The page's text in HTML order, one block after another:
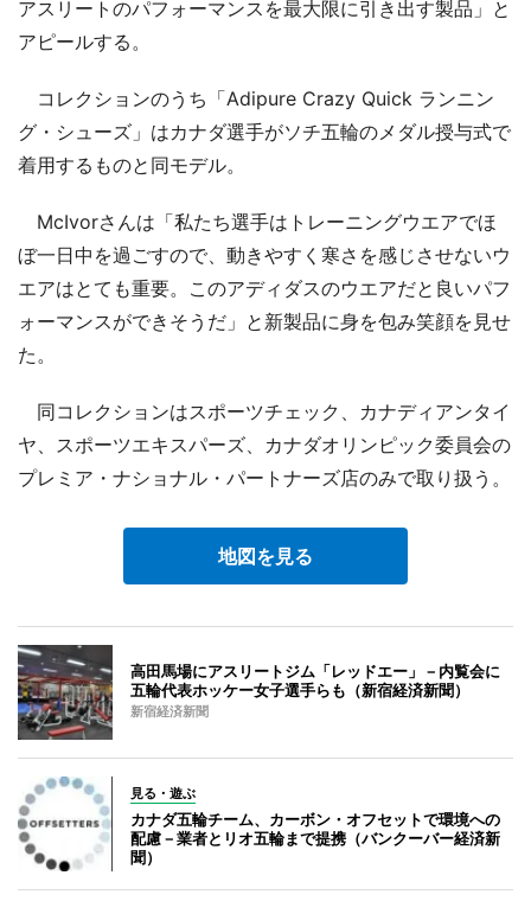
アスリートのパフォーマンスを最大限に引き出す製品」と
アピールする。
コレクションのうち「Adipure Crazy Quick ランニン
グ・シューズ」はカナダ選手がソチ五輪のメダル授与式で
着用するものと同モデル。
McIvorさんは「私たち選手はトレーニングウエアでほ
ぼ一日中を過ごすので、動きやすく寒さを感じさせないウ
エアはとても重要。このアディダスのウエアだと良いパフ
ォーマンスができそうだ」と新製品に身を包み笑顔を見せ
た。
同コレクションはスポーツチェック、カナディアンタイ
ヤ、スポーツエキスパーズ、カナダオリンピック委員会の
プレミア・ナショナル・パートナーズ店のみで取り扱う。
地図を見る
高田馬場にアスリートジム「レッドエー」－内覧会に
五輪代表ホッケー女子選手らも（新宿経済新聞）
新宿経済新聞
見る・遊ぶ
カナダ五輪チーム、カーボン・オフセットで環境への
配慮－業者とリオ五輪まで提携（バンクーバー経済新
聞）